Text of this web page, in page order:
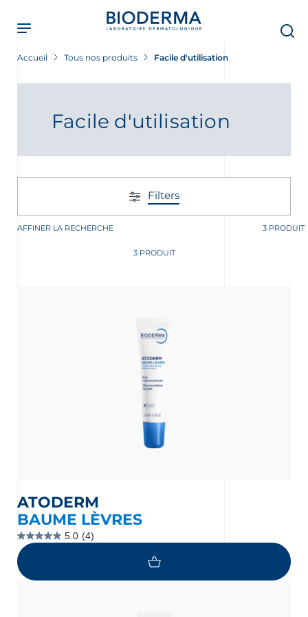
main
content
Accueil Tous nos produits Facile d'utilisation
Facile d'utilisation
Filters
AFFINER LA RECHERCHE 3 PRODUIT
3 PRODUIT
ATODERM
BAUME LÈVRES
5.0 (4)
5.0
étoile(s)
sur
5.